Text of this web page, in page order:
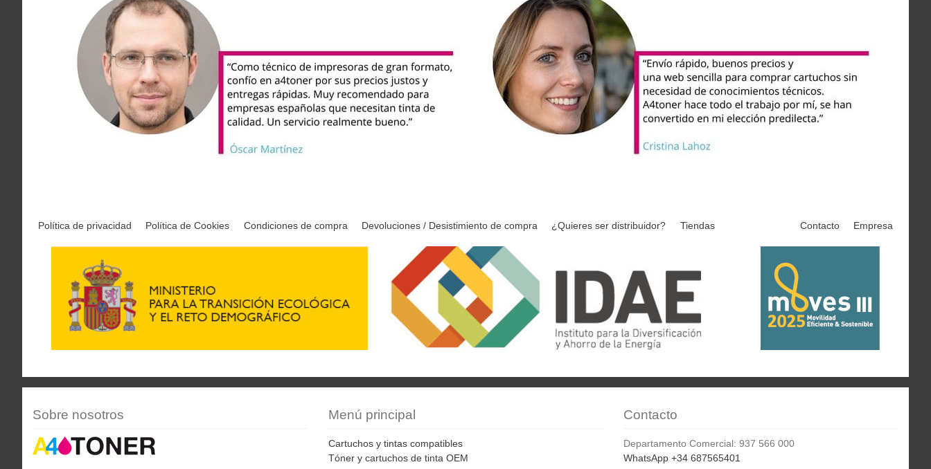
Política de privacidad Política de Cookies Condiciones de compra Devoluciones / Desistimiento de compra ¿Quieres ser distribuidor? Tiendas Contacto Empresa
Sobre nosotros Menú principal
Cartuchos y tintas compatibles
Tóner y cartuchos de tinta OEM
Contacto
Departamento Comercial: 937 566 000
WhatsApp +34 687565401